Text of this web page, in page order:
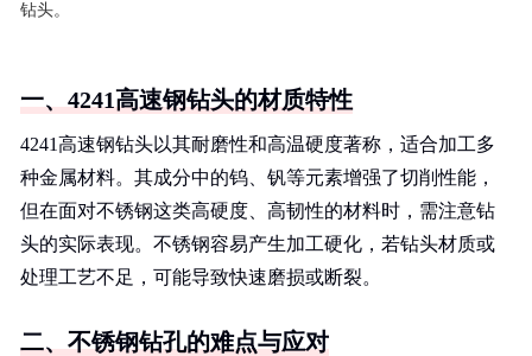
钻头。
一、4241高速钢钻头的材质特性
4241高速钢钻头以其耐磨性和高温硬度著称，适合加工多
种金属材料。其成分中的钨、钒等元素增强了切削性能，
但在面对不锈钢这类高硬度、高韧性的材料时，需注意钻
头的实际表现。不锈钢容易产生加工硬化，若钻头材质或
处理工艺不足，可能导致快速磨损或断裂。
二、不锈钢钻孔的难点与应对